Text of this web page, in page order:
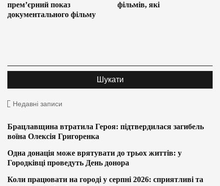
прем’єрний показ
документального фільму
фільмів, які
Недавні записи
Брацлавщина втратила Героя: підтвердилася загибель
воїна Олексія Григоренка
Одна донація може врятувати до трьох життів: у
Городківці проведуть День донора
Коли працювати на городі у серпні 2026: сприятливі та